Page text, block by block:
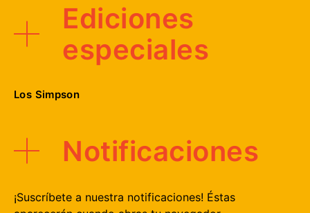
Ediciones
especiales
Los Simpson
Notificaciones
¡Suscríbete a nuestra notificaciones! Éstas